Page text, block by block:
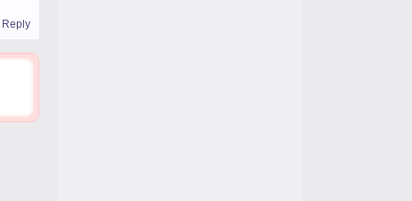
Reply